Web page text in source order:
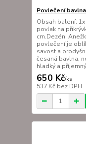
Povlečení
Obsah balení:
povlak na
cm.Dezén:
povlečení je
savost a
česaná bavlna,
hladký a
650 Kč/ks
537 Kč bez DPH